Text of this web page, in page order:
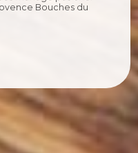
Bouches du